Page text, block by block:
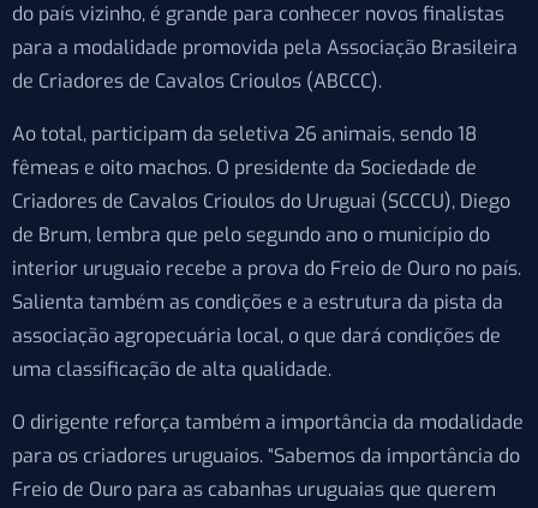
do país vizinho, é grande para conhecer novos finalistas
para a modalidade promovida pela Associação Brasileira
de Criadores de Cavalos Crioulos (ABCCC).
Ao total, participam da seletiva 26 animais, sendo 18
fêmeas e oito machos. O presidente da Sociedade de
Criadores de Cavalos Crioulos do Uruguai (SCCCU), Diego
de Brum, lembra que pelo segundo ano o município do
interior uruguaio recebe a prova do Freio de Ouro no país.
Salienta também as condições e a estrutura da pista da
associação agropecuária local, o que dará condições de
uma classificação de alta qualidade.
O dirigente reforça também a importância da modalidade
para os criadores uruguaios. “Sabemos da importância do
Freio de Ouro para as cabanhas uruguaias que querem